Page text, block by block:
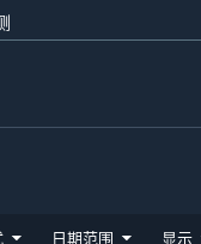
日期范围 显示